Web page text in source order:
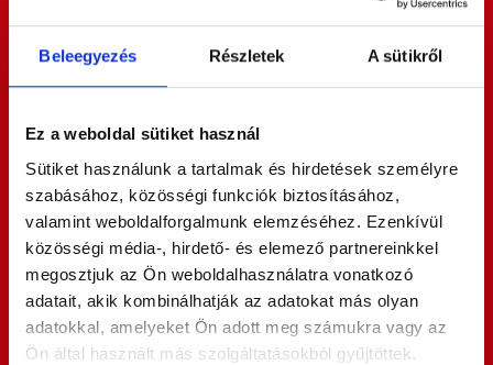
Beleegyezés Részletek A sütikről
Ez a weboldal sütiket használ
Sütiket használunk a tartalmak és hirdetések személyre
szabásához, közösségi funkciók biztosításához,
valamint weboldalforgalmunk elemzéséhez. Ezenkívül
közösségi média-, hirdető- és elemező partnereinkkel
megosztjuk az Ön weboldalhasználatra vonatkozó
adatait, akik kombinálhatják az adatokat más olyan
adatokkal, amelyeket Ön adott meg számukra vagy az
Ön által használt más szolgáltatásokból gyűjtöttek.
Rólunk
Az Üvegneked Kft. autóüvegezéssel foglalkozik, a
személyautótól a nagyobb járművekig.
Vállalkozásunk 2008-ban indult, majd 2009-ben
bővült autóüveges szolgáltatásokkal. Autóüvegezés
mellett mobil üvegcsere is elérhető, így a helyszíni
csere sok esetben megoldható. A célunk az, hogy a